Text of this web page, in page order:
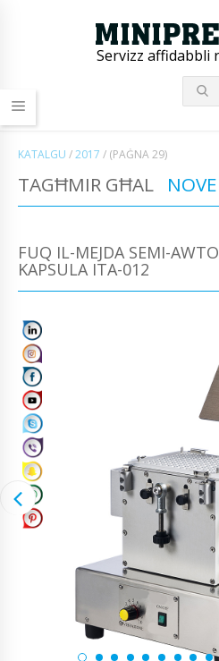
Servizz affidabbli
KATALGU /2017 / (PAĠNA 29)
TAGĦMIR GĦAL
FUQ IL-MEJDA SEMI-
KAPSULA ITA-012